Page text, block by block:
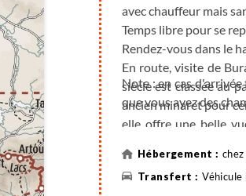
avec chauffeur mais
Temps libre pour se
Rendez-vous dans le
En route, visite de
siècle est classée au
ancien minaret pour
elle offre une belle
Ensuite, nous
typiquement kirghize.
Note : en cas
que vous ayez des